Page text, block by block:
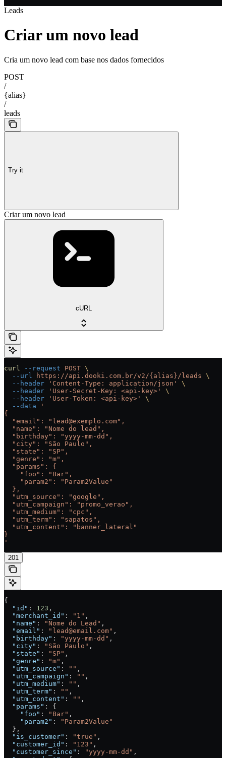
Leads
Criar um novo lead
Cria um novo lead com base nos dados fornecidos
POST
/
{alias}
/
leads
Try it
Criar um novo lead
cURL
curl --request POST \
  --url
https://api.dooki.com.br/v2/{alias}/leads \
  --header
'Content-Type: application/json'
\
  --header
'User-Secret-Key: <api-key>'
\
  --header
'User-Token: <api-key>'
\
  --data
'
{
  "email": "lead@exemplo.com",
  "name": "Nome do lead",
  "birthday": "yyyy-mm-dd",
  "city": "São Paulo",
  "state": "SP",
  "genre": "m",
  "params": {
    "foo": "Bar",
    "param2": "Param2Value"
  },
  "utm_source": "google",
  "utm_campaign": "promo_verao",
  "utm_medium": "cpc",
  "utm_term": "sapatos",
  "utm_content": "banner_lateral"
}
'
201
{
  "id"
: 123 ,
  "merchant_id"
: "1" ,
  "name"
: "Nome do Lead" ,
  "email"
: "lead@email.com" ,
  "birthday"
: "yyyy-mm-dd" ,
  "city"
: "São Paulo" ,
  "state"
: "SP" ,
  "genre"
: "m" ,
  "utm_source"
: "" ,
  "utm_campaign"
: "" ,
  "utm_medium"
: "" ,
  "utm_term"
: "" ,
  "utm_content"
: "" ,
  "params"
: {
    "foo"
: "Bar" ,
    "param2"
:
"Param2Value"
  },
  "is_customer"
: "true" ,
  "customer_id"
: "123" ,
  "customer_since"
: "yyyy-mm-dd" ,